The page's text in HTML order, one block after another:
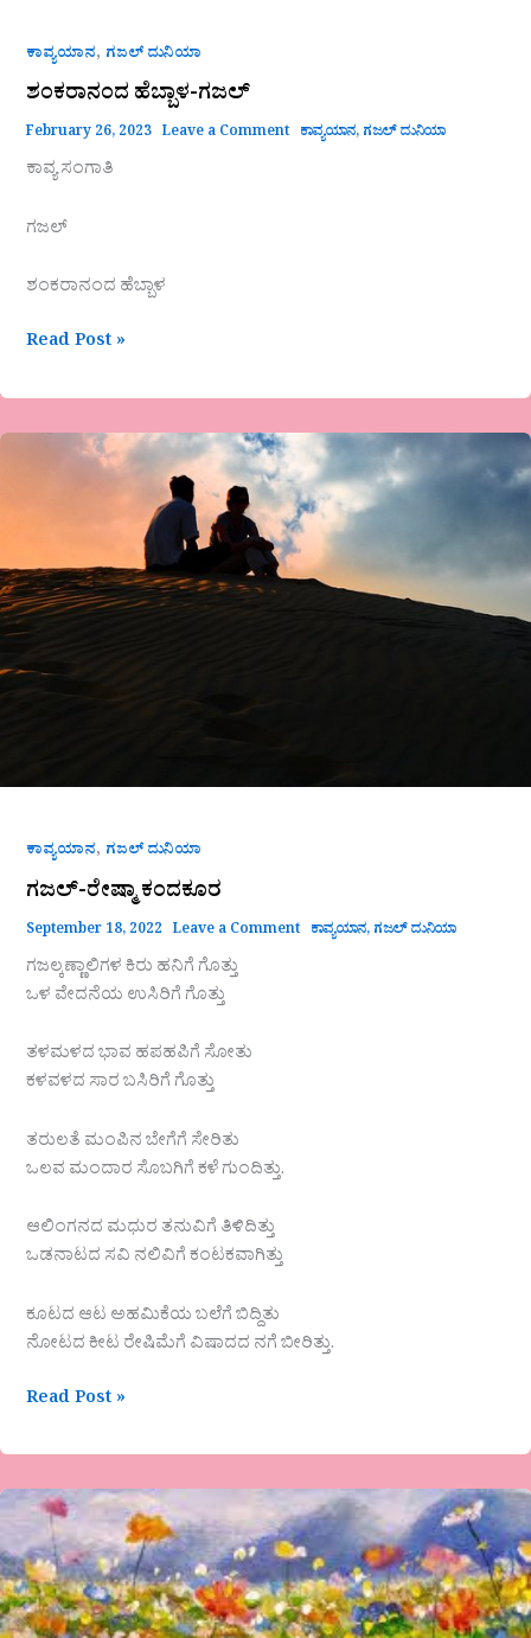
ಕಾವ್ಯಯಾನ, ಗಜಲ್ ದುನಿಯಾ
ಶಂಕರಾನಂದ ಹೆಬ್ಬಾಳ-ಗಜಲ್
February 26, 2023 Leave a Comment ಕಾವ್ಯಯಾನ, ಗಜಲ್ ದುನಿಯಾ
ಕಾವ್ಯ ಸಂಗಾತಿ
ಗಜಲ್
ಶಂಕರಾನಂದ ಹೆಬ್ಬಾಳ
Read Post »
ಕಾವ್ಯಯಾನ, ಗಜಲ್ ದುನಿಯಾ
ಗಜಲ್-ರೇಷ್ಮಾ ಕಂದಕೂರ
September 18, 2022 Leave a Comment ಕಾವ್ಯಯಾನ, ಗಜಲ್ ದುನಿಯಾ
ಗಜಲ್ಕಣ್ಣಾಲಿಗಳ ಕಿರು ಹನಿಗೆ ಗೊತ್ತು
ಒಳ ವೇದನೆಯ ಉಸಿರಿಗೆ ಗೊತ್ತು
ತಳಮಳದ ಭಾವ ಹಪಹಪಿಗೆ ಸೋತು
ಕಳವಳದ ಸಾರ ಬಸಿರಿಗೆ ಗೊತ್ತು
ತರುಲತೆ ಮಂಪಿನ ಬೇಗೆಗೆ ಸೇರಿತು
ಒಲವ ಮಂದಾರ ಸೊಬಗಿಗೆ ಕಳೆ ಗುಂದಿತ್ತು.
ಆಲಿಂಗನದ ಮಧುರ ತನುವಿಗೆ ತಿಳಿದಿತ್ತು
ಒಡನಾಟದ ಸವಿ ನಲಿವಿಗೆ ಕಂಟಕವಾಗಿತ್ತು
ಕೂಟದ ಆಟ ಅಹಮಿಕೆಯ ಬಲೆಗೆ ಬಿದ್ದಿತು
ನೋಟದ ಕೀಟ ರೇಷಿಮೆಗೆ ವಿಷಾದದ ನಗೆ ಬೀರಿತ್ತು.
Read Post »
ಗಜಲ್
ಜುಗಲ್
ಬಂದಿ